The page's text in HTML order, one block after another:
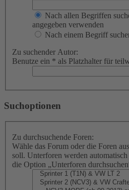
Nach allen Begriffen
angegeben verwenden
Nach einem Begriff
Zu suchender Autor:
Benutze ein * als Platzhalter für
Suchoptionen
Zu durchsuchende Foren:
Wähle das Forum oder die Foren
soll. Unterforen werden
die Option „Unterforen